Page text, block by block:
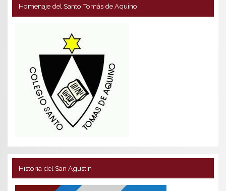
Homenaje del Santo Tomás de Aquino
Historia del San Agustín